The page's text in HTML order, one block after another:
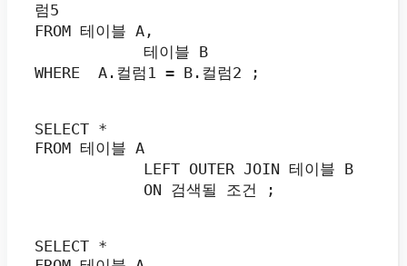
럼5
FROM 테이블 A,
            테이블 B
WHERE  A.컬럼1 = B.컬럼2 ;
SELECT *
FROM 테이블 A
            LEFT OUTER JOIN 테이블 B
            ON 검색될 조건 ;
SELECT *